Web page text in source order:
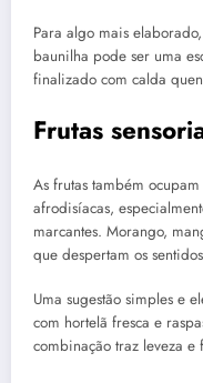
Para algo mais
baunilha pode ser uma
finalizado com calda
Frutas
As frutas também
afrodisíacas,
marcantes. Morango,
que despertam os
Uma sugestão simples e
com hortelã fresca e
combinação traz leveza e